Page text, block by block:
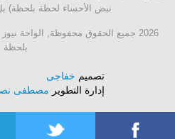
نبض الأحساء لحظة بلحظة) بل
2026 جميع الحقوق محفوظة, الواحة
بلحظة
تصميم خفاجى
إدارة التطوير مصطفى